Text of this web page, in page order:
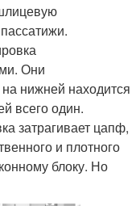
Они
нижней находится
всего один.
затрагивает цапф,
и плотного
блоку. Но